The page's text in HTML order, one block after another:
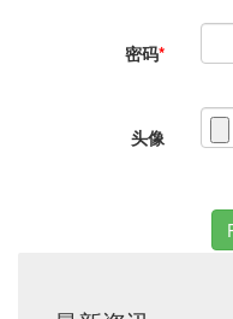
密码*
头像